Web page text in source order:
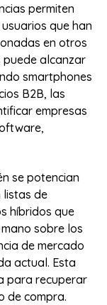
permiten
que han
en otros
puede alcanzar
smartphones
B2B, las
empresas
se potencian
listas de
híbridos que
sobre los
de mercado
actual. Esta
para recuperar
de compra.